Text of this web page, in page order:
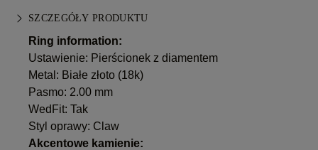
SZCZEGÓŁY PRODUKTU
Ring information:
Ustawienie: Pierścionek z diamentem
Metal: Białe złoto (18k)
Pasmo: 2.00 mm
WedFit: Tak
Styl oprawy: Claw
Akcentowe kamienie: